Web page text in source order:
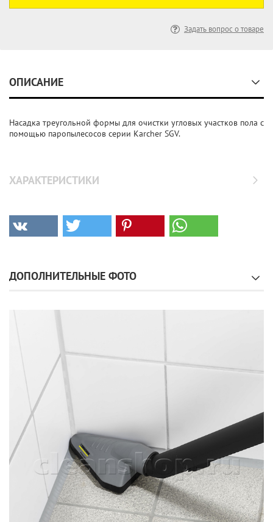
Задать вопрос о товаре
ОПИСАНИЕ
Насадка треугольной формы для очистки угловых участков пола с
помощью паропылесосов серии Karcher SGV.
ХАРАКТЕРИСТИКИ
ДОПОЛНИТЕЛЬНЫЕ ФОТО